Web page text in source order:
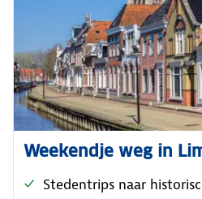
Weekendje weg in
Stedentrips naar